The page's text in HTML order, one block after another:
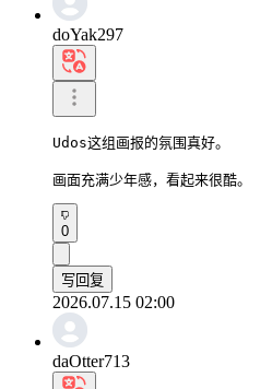
doYak297
Udos这组画报的氛围真好。
画面充满少年感，看起来很酷。
0
写回复
2026.07.15 02:00
daOtter713